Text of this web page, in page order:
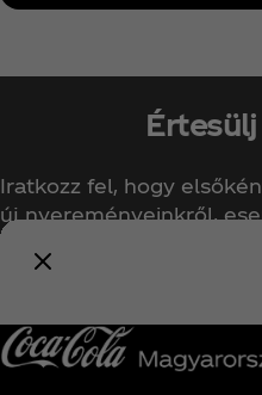
Iratkozz fel, hogy
új nyereményeinkről,